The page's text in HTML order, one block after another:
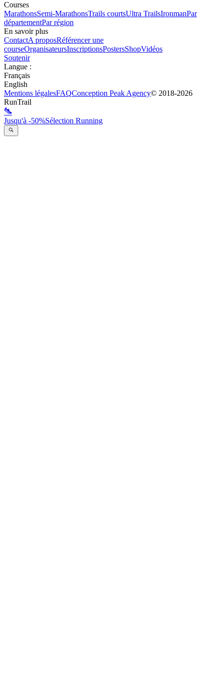
Courses
MarathonsSemi-MarathonsTrails courtsUltra TrailsIronmanPar
départementPar région
En savoir plus
ContactA proposRéférencer une
courseOrganisateursInscriptionsPostersShopVidéos
Soutenir
Langue :
Français
English
Mentions légalesFAQConception Peak Agency© 2018-2026
RunTrail
Jusqu'à -50%Sélection Running